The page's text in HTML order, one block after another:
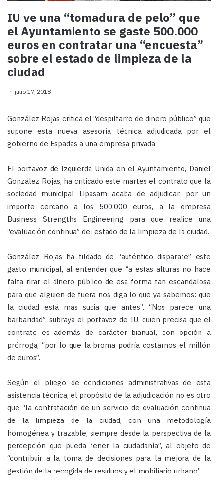
IU ve una “tomadura de pelo” que
el Ayuntamiento se gaste 500.000
euros en contratar una “encuesta”
sobre el estado de limpieza de la
ciudad
julio 17, 2018
González Rojas critica el “despilfarro de dinero público” que
supone esta nueva asesoría técnica adjudicada por el
gobierno de Espadas a una empresa privada
El portavoz de Izquierda Unida en el Ayuntamiento, Daniel
González Rojas, ha criticado este martes el contrato que la
sociedad municipal Lipasam acaba de adjudicar, por un
importe cercano a los 500.000 euros, a la empresa
Business Strengths Engineering para que realice una
“evaluación continua” del estado de la limpieza de la ciudad.
González Rojas ha tildado de “auténtico disparate” este
gasto municipal, al entender que “a estas alturas no hace
falta tirar el dinero público de esa forma tan escandalosa
para que alguien de fuera nos diga lo que ya sabemos: que
la ciudad está más sucia que antes”. “Nos parece una
barbaridad”, subraya el portavoz de IU, quien precisa que el
contrato es además de carácter bianual, con opción a
prórroga, “por lo que la broma podría costarnos el millón
de euros”.
Según el pliego de condiciones administrativas de esta
asistencia técnica, el propósito de la adjudicación no es otro
que “la contratación de un servicio de evaluación continua
de la limpieza de la ciudad, con una metodología
homogénea y trazable, siempre desde la perspectiva de la
percepción que pueda tener la ciudadanía”, al objeto de
“contribuir a la toma de decisiones para la mejora de la
gestión de la recogida de residuos y el mobiliario urbano”.